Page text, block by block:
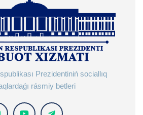
Prezidentiniń sociallıq
rásmiy betleri